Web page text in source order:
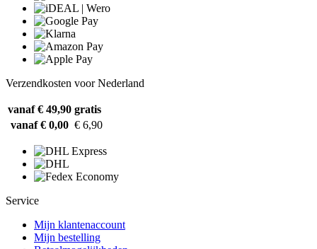
Verzendkosten voor Nederland
vanaf € 49,90 gratis
vanaf € 0,00 € 6,90
Service
Mijn klantenaccount
Mijn bestelling